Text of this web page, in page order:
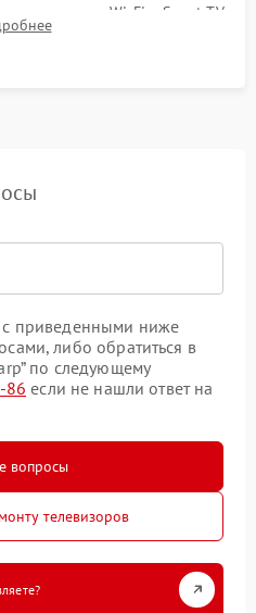
модуля Wi-Fi и Smart TV
нескольких часов.
с приведенными ниже
либо обратиться в
по следующему
86 если не нашли ответ на
вопросы
телевизоров